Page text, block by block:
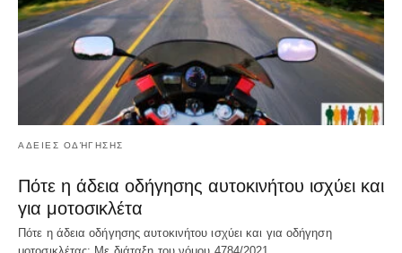
ΑΔΕΙΕΣ ΟΔΉΓΗΣΗΣ
Πότε η άδεια οδήγησης αυτοκινήτου ισχύει και
για μοτοσικλέτα
Πότε η άδεια οδήγησης αυτοκινήτου ισχύει και για οδήγηση